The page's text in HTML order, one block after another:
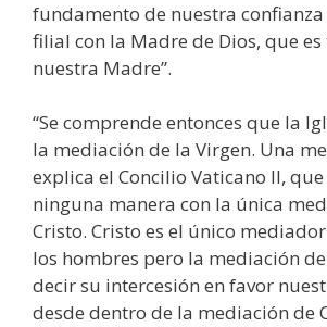
fundamento de nuestra
filial con la Madre de Dios, que
nuestra Madre”.
“Se comprende entonces que la
la mediación de la Virgen. Una
explica el Concilio Vaticano II,
ninguna manera con la única
Cristo. Cristo es el único
los hombres pero la mediación
decir su intercesión en favor
desde dentro de la mediación de